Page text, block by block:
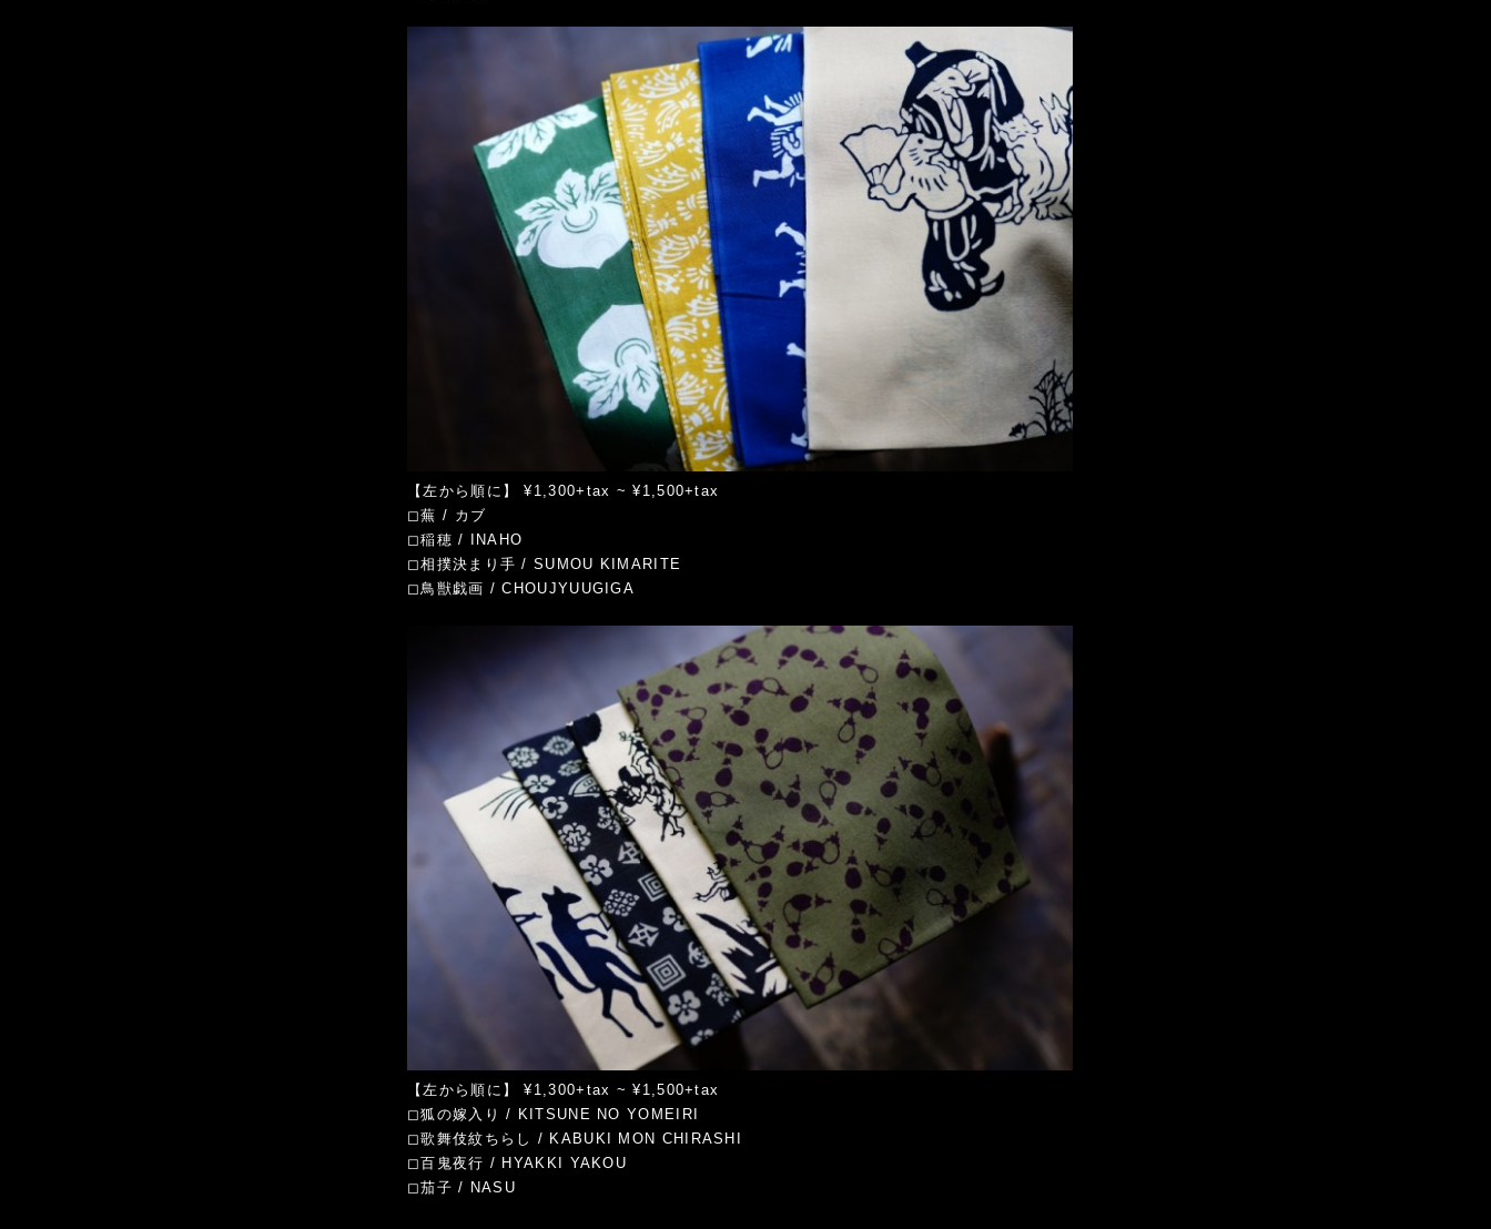
【左から順に】 ¥1,300+tax ~ ¥1,500+tax
◻︎蕪 / カブ
◻︎稲穂 / INAHO
◻︎相撲決まり手 / SUMOU KIMARITE
◻︎鳥獣戯画 / CHOUJYUUGIGA
【左から順に】 ¥1,300+tax ~ ¥1,500+tax
◻︎狐の嫁入り / KITSUNE NO YOMEIRI
◻︎歌舞伎紋ちらし / KABUKI MON CHIRASHI
◻︎百鬼夜行 / HYAKKI YAKOU
◻︎茄子 / NASU